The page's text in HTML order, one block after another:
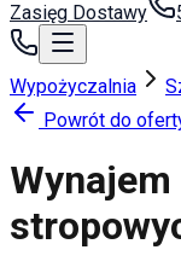
Zasięg Dostawy
Wypożyczalnia
Powrót do